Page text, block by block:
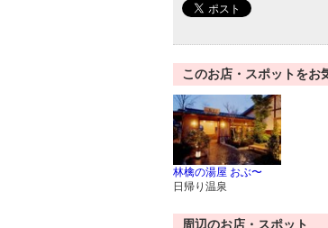
このお店・スポットをお
林檎の湯屋 おぶ〜
日帰り温泉
周辺のお店・スポット